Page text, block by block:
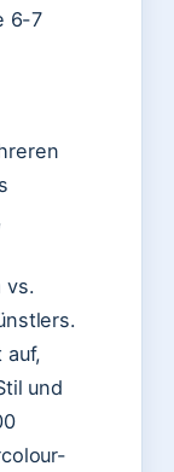
6-7
vs.
auf,
und